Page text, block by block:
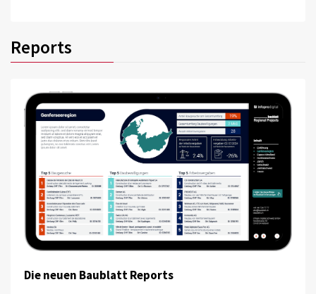
Reports
Die neuen Baublatt Reports